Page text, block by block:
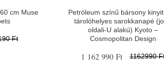
cm Muse
Ft
Petróleum színű bársony
tárolóhelyes sarokkanapé
oldali-U alakú) Kyoto –
Cosmopolitan Design
1 162 990 Ft 1162990